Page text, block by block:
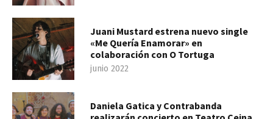
Juani Mustard estrena nuevo single
«Me Quería Enamorar» en
colaboración con O Tortuga
junio 2022
Daniela Gatica y Contrabanda